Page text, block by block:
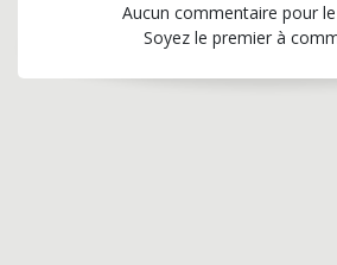
Aucun commentaire pour
Soyez le premier à